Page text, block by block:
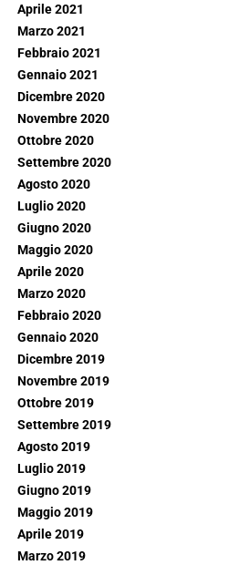
Aprile 2021
Marzo 2021
Febbraio 2021
Gennaio 2021
Dicembre 2020
Novembre 2020
Ottobre 2020
Settembre 2020
Agosto 2020
Luglio 2020
Giugno 2020
Maggio 2020
Aprile 2020
Marzo 2020
Febbraio 2020
Gennaio 2020
Dicembre 2019
Novembre 2019
Ottobre 2019
Settembre 2019
Agosto 2019
Luglio 2019
Giugno 2019
Maggio 2019
Aprile 2019
Marzo 2019